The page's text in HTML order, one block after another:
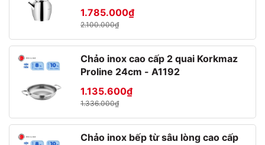
1.785.000₫
2.100.000₫
Chảo inox cao cấp 2 quai Korkmaz
Proline 24cm - A1192
1.135.600₫
1.336.000₫
Chảo inox bếp từ sâu lòng cao cấp